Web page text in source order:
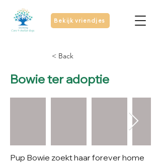
Bekijk vriendjes
< Back
Bowie ter adoptie
Pup Bowie zoekt haar forever home